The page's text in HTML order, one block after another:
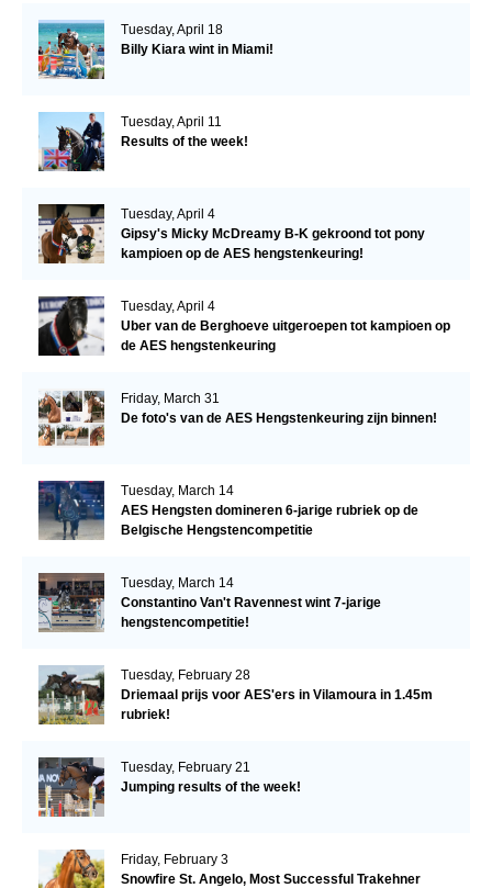
Tuesday, April 18
Billy Kiara wint in Miami!
Tuesday, April 11
Results of the week!
Tuesday, April 4
Gipsy's Micky McDreamy B-K gekroond tot pony
kampioen op de AES hengstenkeuring!
Tuesday, April 4
Uber van de Berghoeve uitgeroepen tot kampioen op
de AES hengstenkeuring
Friday, March 31
De foto's van de AES Hengstenkeuring zijn binnen!
Tuesday, March 14
AES Hengsten domineren 6-jarige rubriek op de
Belgische Hengstencompetitie
Tuesday, March 14
Constantino Van't Ravennest wint 7-jarige
hengstencompetitie!
Tuesday, February 28
Driemaal prijs voor AES'ers in Vilamoura in 1.45m
rubriek!
Tuesday, February 21
Jumping results of the week!
Friday, February 3
Snowfire St. Angelo, Most Successful Trakehner